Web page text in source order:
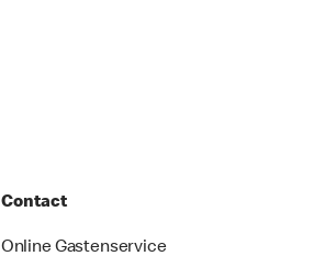
Contact
Online Gastenservice